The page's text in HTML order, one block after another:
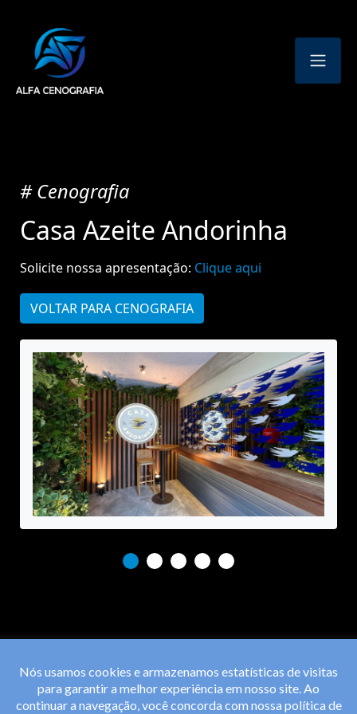
# Cenografia
Casa Azeite Andorinha
Solicite nossa apresentação: Clique aqui
VOLTAR PARA CENOGRAFIA
Nós usamos cookies e armazenamos estatísticas de visitas
para garantir a melhor experiência em nosso site. Ao
continuar a navegação, você concorda com nossa política de